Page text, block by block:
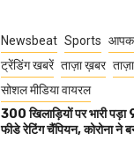
Newsbeat Sports
ट्रेंडिंग खबरें ताज़ा ख़बर
सोशल मीडिया वायरल
300 खिलाड़ियों पर भारी पड़ा
फीडे रेटिंग चैंपियन, कोरोना ने